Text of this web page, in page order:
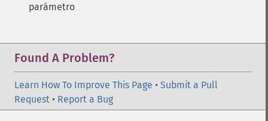
parámetro
Found A Problem?
Learn How To Improve This Page • Submit a Pull
Request • Report a Bug